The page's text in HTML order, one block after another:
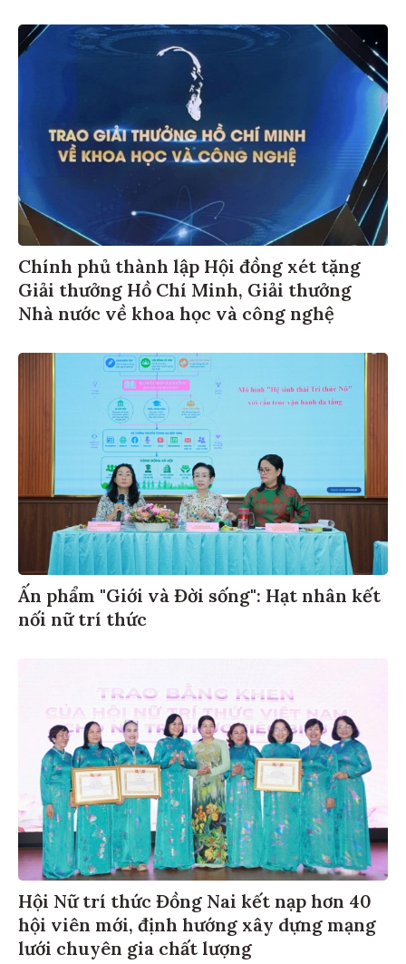
Chính phủ thành lập Hội đồng xét tặng
Giải thưởng Hồ Chí Minh, Giải thưởng
Nhà nước về khoa học và công nghệ
Ấn phẩm "Giới và Đời sống": Hạt nhân kết
nối nữ trí thức
Hội Nữ trí thức Đồng Nai kết nạp hơn 40
hội viên mới, định hướng xây dựng mạng
lưới chuyên gia chất lượng